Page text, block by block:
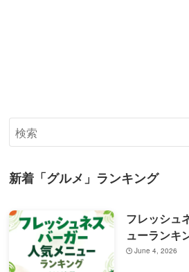
新着「グルメ」ランキング
フレッシュ
ューランキ
June 4, 2026